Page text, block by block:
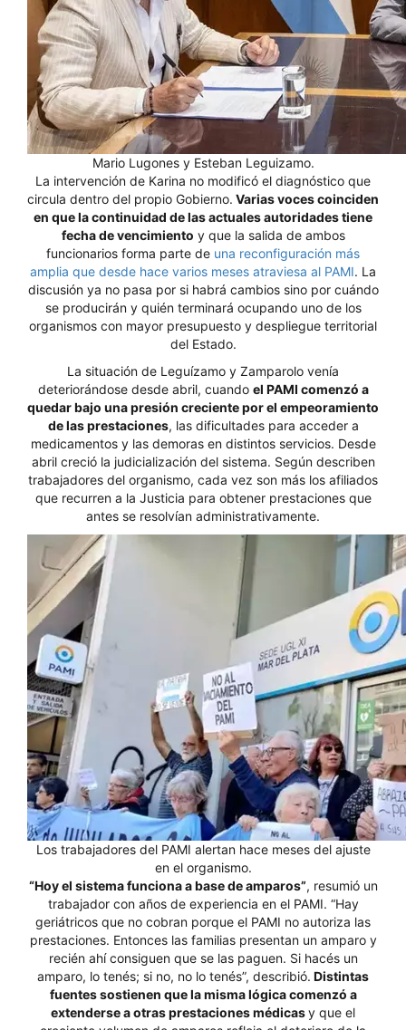
Mario Lugones y Esteban Leguizamo.
La intervención de Karina no modificó el diagnóstico que
circula dentro del propio Gobierno. Varias voces coinciden
en que la continuidad de las actuales autoridades tiene
fecha de vencimiento y que la salida de ambos
funcionarios forma parte de una reconfiguración más
amplia que desde hace varios meses atraviesa al PAMI. La
discusión ya no pasa por si habrá cambios sino por cuándo
se producirán y quién terminará ocupando uno de los
organismos con mayor presupuesto y despliegue territorial
del Estado.
La situación de Leguízamo y Zamparolo venía
deteriorándose desde abril, cuando el PAMI comenzó a
quedar bajo una presión creciente por el empeoramiento
de las prestaciones, las dificultades para acceder a
medicamentos y las demoras en distintos servicios. Desde
abril creció la judicialización del sistema. Según describen
trabajadores del organismo, cada vez son más los afiliados
que recurren a la Justicia para obtener prestaciones que
antes se resolvían administrativamente.
Los trabajadores del PAMI alertan hace meses del ajuste
en el organismo.
“Hoy el sistema funciona a base de amparos”, resumió un
trabajador con años de experiencia en el PAMI. “Hay
geriátricos que no cobran porque el PAMI no autoriza las
prestaciones. Entonces las familias presentan un amparo y
recién ahí consiguen que se las paguen. Si hacés un
amparo, lo tenés; si no, no lo tenés”, describió. Distintas
fuentes sostienen que la misma lógica comenzó a
extenderse a otras prestaciones médicasy que el